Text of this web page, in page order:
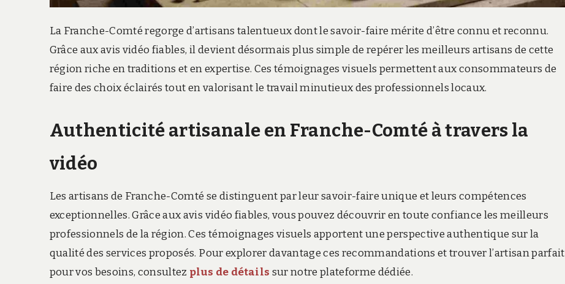
La Franche-Comté regorge d’artisans talentueux dont le savoir-faire mérite d’être connu et reconnu.
Grâce aux avis vidéo fiables, il devient désormais plus simple de repérer les meilleurs artisans de cette
région riche en traditions et en expertise. Ces témoignages visuels permettent aux consommateurs de
faire des choix éclairés tout en valorisant le travail minutieux des professionnels locaux.
Authenticité artisanale en Franche-Comté à travers la
vidéo
Les artisans de Franche-Comté se distinguent par leur savoir-faire unique et leurs compétences
exceptionnelles. Grâce aux avis vidéo fiables, vous pouvez découvrir en toute confiance les meilleurs
professionnels de la région. Ces témoignages visuels apportent une perspective authentique sur la
qualité des services proposés. Pour explorer davantage ces recommandations et trouver l’artisan parfait
pour vos besoins, consultez plus de détails sur notre plateforme dédiée.